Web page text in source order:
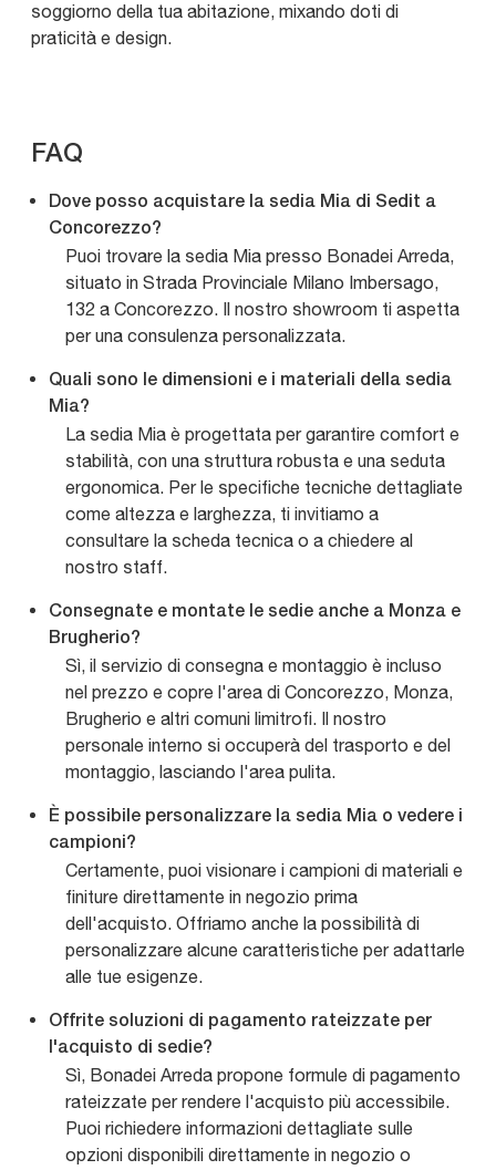
soggiorno della tua abitazione, mixando doti di
praticità e design.
FAQ
Dove posso acquistare la sedia Mia di Sedit a
Concorezzo?
Puoi trovare la sedia Mia presso Bonadei Arreda,
situato in Strada Provinciale Milano Imbersago,
132 a Concorezzo. Il nostro showroom ti aspetta
per una consulenza personalizzata.
Quali sono le dimensioni e i materiali della sedia
Mia?
La sedia Mia è progettata per garantire comfort e
stabilità, con una struttura robusta e una seduta
ergonomica. Per le specifiche tecniche dettagliate
come altezza e larghezza, ti invitiamo a
consultare la scheda tecnica o a chiedere al
nostro staff.
Consegnate e montate le sedie anche a Monza e
Brugherio?
Sì, il servizio di consegna e montaggio è incluso
nel prezzo e copre l'area di Concorezzo, Monza,
Brugherio e altri comuni limitrofi. Il nostro
personale interno si occuperà del trasporto e del
montaggio, lasciando l'area pulita.
È possibile personalizzare la sedia Mia o vedere i
campioni?
Certamente, puoi visionare i campioni di materiali e
finiture direttamente in negozio prima
dell'acquisto. Offriamo anche la possibilità di
personalizzare alcune caratteristiche per adattarle
alle tue esigenze.
Offrite soluzioni di pagamento rateizzate per
l'acquisto di sedie?
Sì, Bonadei Arreda propone formule di pagamento
rateizzate per rendere l'acquisto più accessibile.
Puoi richiedere informazioni dettagliate sulle
opzioni disponibili direttamente in negozio o